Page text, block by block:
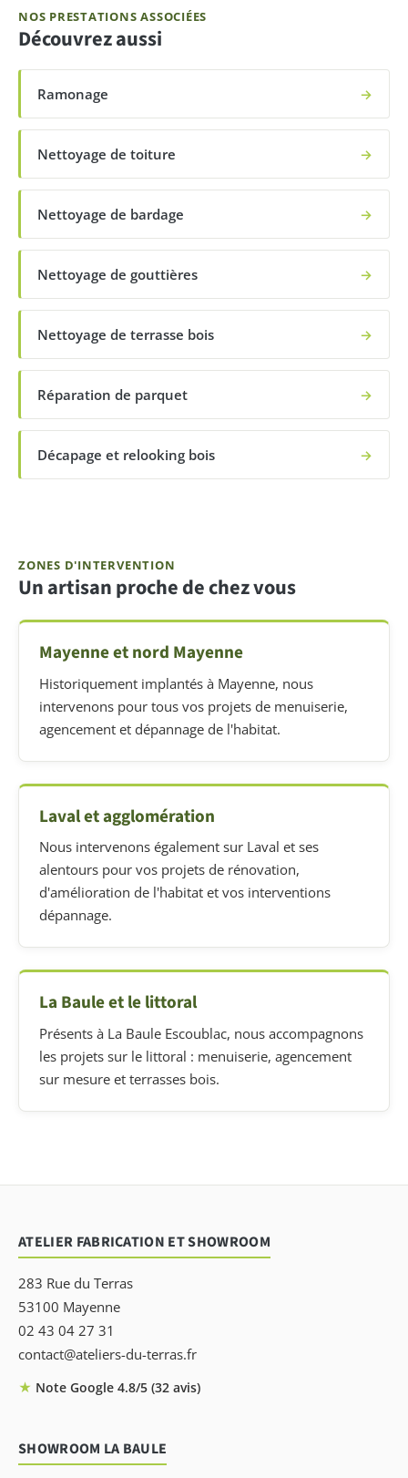
NOS PRESTATIONS ASSOCIÉES
Découvrez aussi
Ramonage →
Nettoyage de toiture →
Nettoyage de bardage →
Nettoyage de gouttières →
Nettoyage de terrasse bois →
Réparation de parquet →
Décapage et relooking bois →
ZONES D'INTERVENTION
Un artisan proche de chez vous
Mayenne et nord Mayenne
Historiquement implantés à Mayenne, nous
intervenons pour tous vos projets de menuiserie,
agencement et dépannage de l'habitat.
Laval et agglomération
Nous intervenons également sur Laval et ses
alentours pour vos projets de rénovation,
d'amélioration de l'habitat et vos interventions
dépannage.
La Baule et le littoral
Présents à La Baule Escoublac, nous accompagnons
les projets sur le littoral : menuiserie, agencement
sur mesure et terrasses bois.
ATELIER FABRICATION ET SHOWROOM
283 Rue du Terras
53100 Mayenne
02 43 04 27 31
contact@ateliers-du-terras.fr
★ Note Google 4.8/5 (32 avis)
SHOWROOM LA BAULE